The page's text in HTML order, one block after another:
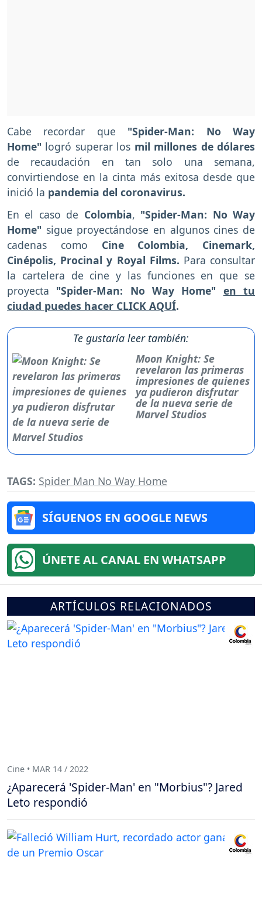
Cabe recordar que "Spider-Man: No Way
Home" logró superar los mil millones de dólares
de recaudación en tan solo una semana,
convirtiendose en la cinta más exitosa desde que
inició la pandemia del coronavirus.
En el caso de Colombia, "Spider-Man: No Way
Home" sigue proyectándose en algunos cines de
cadenas como Cine Colombia, Cinemark,
Cinépolis, Procinal y Royal Films. Para consultar
la cartelera de cine y las funciones en que se
proyecta "Spider-Man: No Way Home" en tu
ciudad puedes hacer CLICK AQUÍ.
Te gustaría leer también:
Moon Knight: Se
revelaron las primeras
impresiones de quienes
ya pudieron disfrutar
de la nueva serie de
Marvel Studios
TAGS: Spider Man No Way Home
SÍGUENOS EN GOOGLE NEWS
ÚNETE AL CANAL EN WHATSAPP
ARTÍCULOS RELACIONADOS
Cine • MAR 14 / 2022
¿Aparecerá 'Spider-Man' en "Morbius"? Jared
Leto respondió